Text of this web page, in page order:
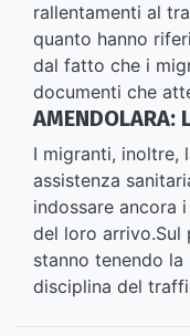
rallentamenti al
quanto hanno
dal fatto che i
documenti che
AMENDOLARA:
I migranti, inoltre,
assistenza
indossare ancora
del loro arrivo.Sul
stanno tenendo
disciplina del